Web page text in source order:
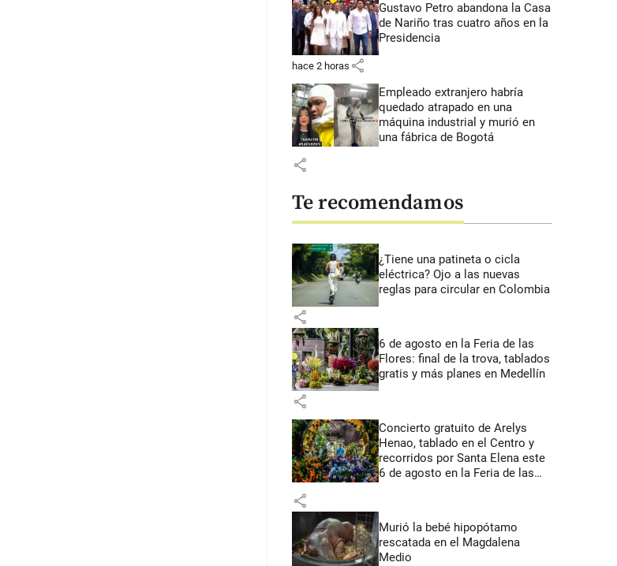
Gustavo Petro abandona la Casa
de Nariño tras cuatro años en la
Presidencia
hace 2 horas share
Empleado extranjero habría
quedado atrapado en una
máquina industrial y murió en
una fábrica de Bogotá
share
Te recomendamos
¿Tiene una patineta o cicla
eléctrica? Ojo a las nuevas
reglas para circular en Colombia
share
6 de agosto en la Feria de las
Flores: final de la trova, tablados
gratis y más planes en Medellín
share
Concierto gratuito de Arelys
Henao, tablado en el Centro y
recorridos por Santa Elena este
6 de agosto en la Feria de las
share
Murió la bebé hipopótamo
rescatada en el Magdalena
Medio